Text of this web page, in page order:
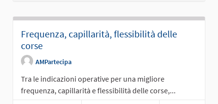
Frequenza, capillarità, flessibilità delle
corse
AMPartecipa
Tra le indicazioni operative per una migliore
frequenza, capillarità e flessibilità delle corse,...